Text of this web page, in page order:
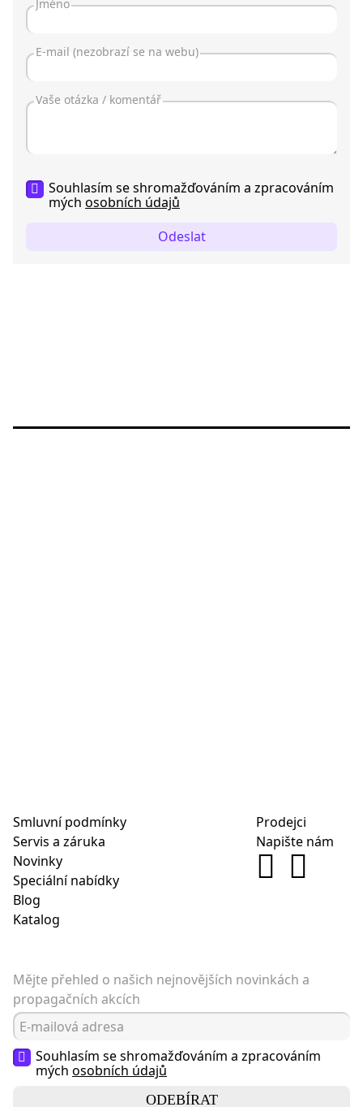
Souhlasím se shromažďováním a zpracováním
mých osobních údajů
Odeslat
Smluvní podmínky
Servis a záruka
Novinky
Speciální nabídky
Blog
Katalog
Prodejci
Napište nám
Mějte přehled o našich nejnovějších novinkách a
propagačních akcích
Souhlasím se shromažďováním a zpracováním
mých osobních údajů
ODEBÍRAT